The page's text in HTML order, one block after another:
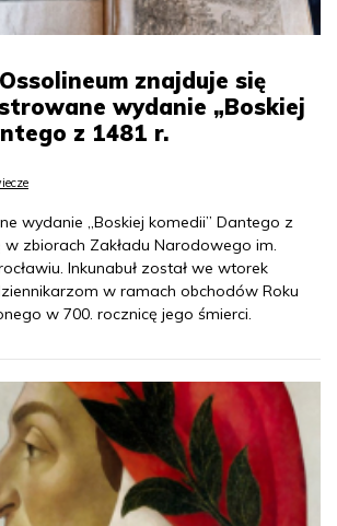
znajduje się
wydanie „Boskiej
z 1481 r.
wydanie „Boskiej komedii” Dantego z
w zbiorach Zakładu Narodowego im.
Inkunabuł został we wtorek
w ramach obchodów Roku
w 700. rocznicę jego śmierci.